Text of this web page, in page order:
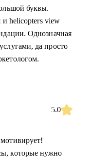
буквы.
и helicopters view
Однозначная
да просто
5.0
которые нужно